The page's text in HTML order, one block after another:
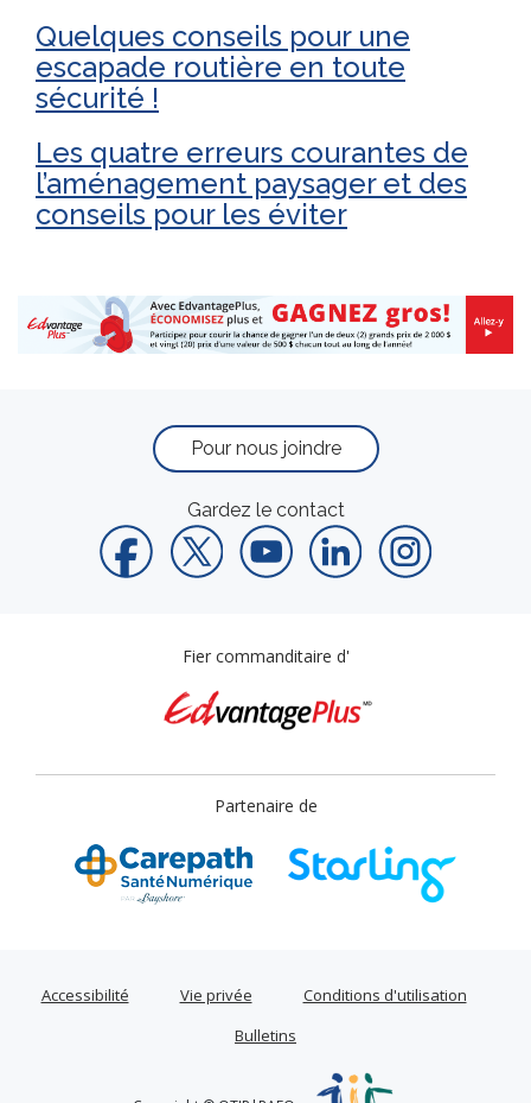
Quelques conseils pour une
escapade routière en toute
sécurité !
Les quatre erreurs courantes de
l’aménagement paysager et des
conseils pour les éviter
Pour nous joindre
Gardez le contact
Fier commanditaire d'
Partenaire de
Accessibilité Vie privée
Conditions d'utilisation
Bulletins